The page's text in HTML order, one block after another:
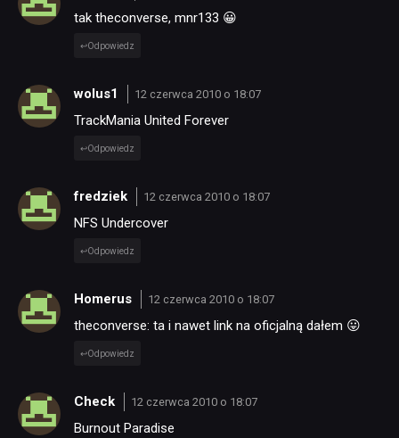
tak theconverse, mnr133 😀
Odpowiedz
wolus1 12 czerwca 2010 o 18:07
TrackMania United Forever
Odpowiedz
fredziek 12 czerwca 2010 o 18:07
NFS Undercover
Odpowiedz
Homerus 12 czerwca 2010 o 18:07
theconverse: ta i nawet link na oficjalną dałem 😛
Odpowiedz
Check 12 czerwca 2010 o 18:07
Burnout Paradise